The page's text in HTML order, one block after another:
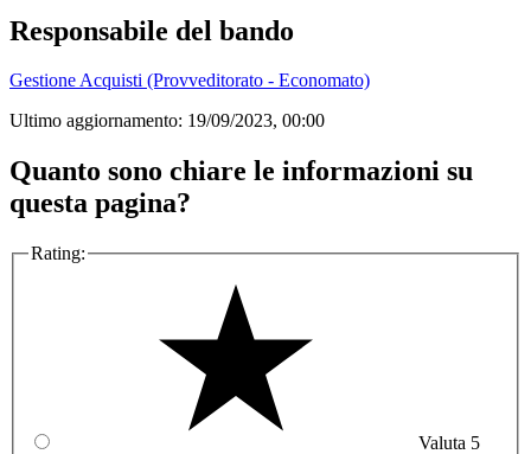
Responsabile del bando
Gestione Acquisti (Provveditorato - Economato)
Ultimo aggiornamento: 19/09/2023, 00:00
Quanto sono chiare le informazioni su
questa pagina?
Rating:
Valuta 5